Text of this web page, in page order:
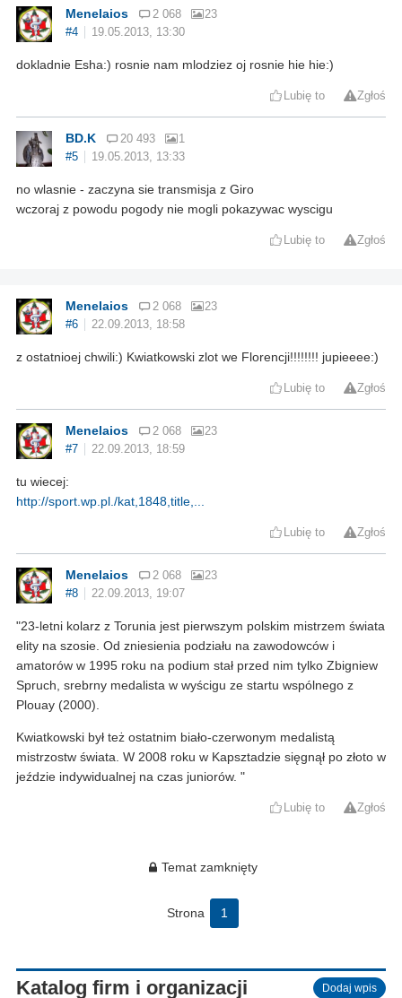
Menelaios 2 068
23
#4
19.05.2013, 13:30
dokladnie Esha:) rosnie nam mlodziez oj rosnie hie hie:)
Lubię to Zgłoś
BD.K 20 493
1
#5
19.05.2013, 13:33
no wlasnie - zaczyna sie transmisja z Giro
wczoraj z powodu pogody nie mogli pokazywac wyscigu
Lubię to Zgłoś
Menelaios 2 068
23
#6
22.09.2013, 18:58
z ostatnioej chwili:) Kwiatkowski zlot we Florencji!!!!!!!! jupieeee:)
Lubię to Zgłoś
Menelaios 2 068
23
#7
22.09.2013, 18:59
tu wiecej:
http://sport.wp.pl./kat,1848,title,...
Lubię to Zgłoś
Menelaios 2 068
23
#8
22.09.2013, 19:07
"23-letni kolarz z Torunia jest pierwszym polskim mistrzem świata
elity na szosie. Od zniesienia podziału na zawodowców i
amatorów w 1995 roku na podium stał przed nim tylko Zbigniew
Spruch, srebrny medalista w wyścigu ze startu wspólnego z
Plouay (2000).
Kwiatkowski był też ostatnim biało-czerwonym medalistą
mistrzostw świata. W 2008 roku w Kapsztadzie sięgnął po złoto w
jeździe indywidualnej na czas juniorów. "
Lubię to Zgłoś
Temat zamknięty
Strona 1
Katalog firm i organizacji Dodaj wpis